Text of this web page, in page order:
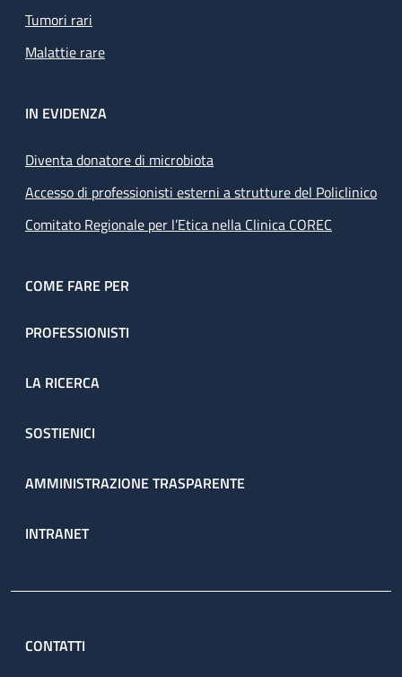
Tumori rari
Malattie rare
IN EVIDENZA
Diventa donatore di microbiota
Accesso di professionisti esterni a strutture del Policlinico
Comitato Regionale per l’Etica nella Clinica COREC
COME FARE PER
PROFESSIONISTI
LA RICERCA
SOSTIENICI
AMMINISTRAZIONE TRASPARENTE
INTRANET
CONTATTI